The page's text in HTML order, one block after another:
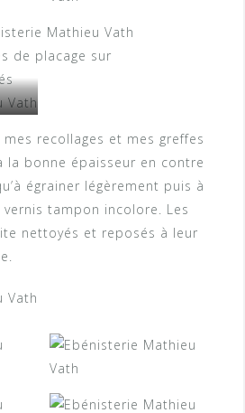
de placage sur
recollages et mes greffes
la bonne épaisseur en contre
égrainer légèrement puis à
tampon incolore. Les
nettoyés et reposés à leur